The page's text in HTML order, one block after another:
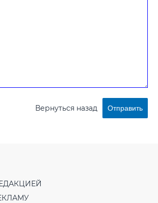
Вернуться назад Отправить